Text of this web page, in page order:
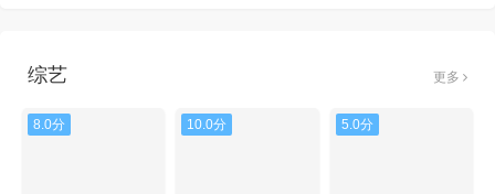
综艺 更多
8.0分 10.0分 5.0分